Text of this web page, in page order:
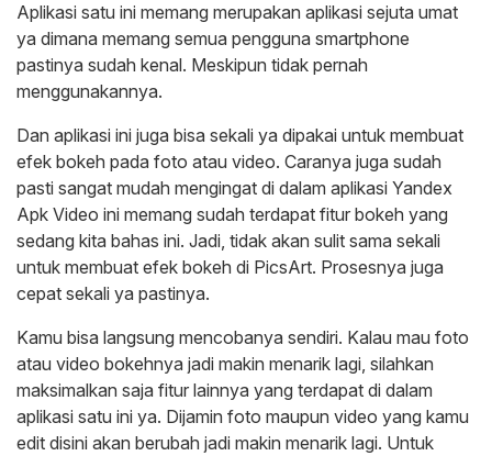
Aplikasi satu ini memang merupakan aplikasi sejuta umat
ya dimana memang semua pengguna smartphone
pastinya sudah kenal. Meskipun tidak pernah
menggunakannya.
Dan aplikasi ini juga bisa sekali ya dipakai untuk membuat
efek bokeh pada foto atau video. Caranya juga sudah
pasti sangat mudah mengingat di dalam aplikasi Yandex
Apk Video ini memang sudah terdapat fitur bokeh yang
sedang kita bahas ini. Jadi, tidak akan sulit sama sekali
untuk membuat efek bokeh di PicsArt. Prosesnya juga
cepat sekali ya pastinya.
Kamu bisa langsung mencobanya sendiri. Kalau mau foto
atau video bokehnya jadi makin menarik lagi, silahkan
maksimalkan saja fitur lainnya yang terdapat di dalam
aplikasi satu ini ya. Dijamin foto maupun video yang kamu
edit disini akan berubah jadi makin menarik lagi. Untuk